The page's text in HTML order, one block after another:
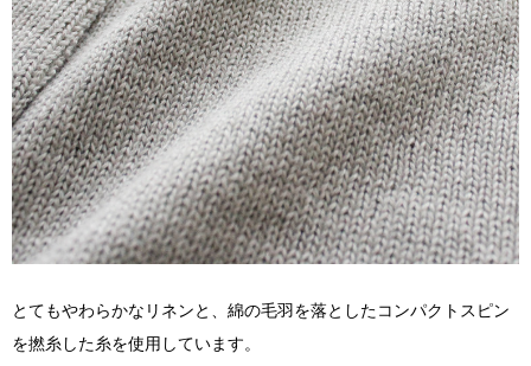
とてもやわらかなリネンと、綿の毛羽を落としたコンパクトスピン
を撚糸した糸を使用しています。